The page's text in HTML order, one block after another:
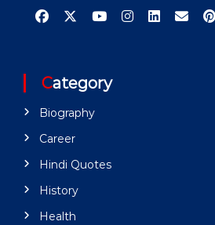
Category
Biography
Career
Hindi Quotes
History
Health